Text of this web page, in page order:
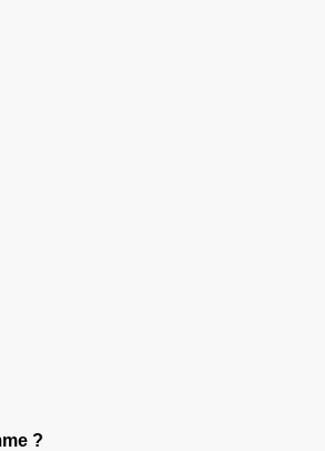
?